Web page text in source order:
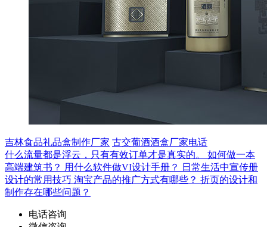
吉林食品礼品盒制作厂家 古交葡酒酒盒厂家电话
什么流量都是浮云，只有有效订单才是真实的。 如何做一本
高端建筑书？ 用什么软件做VI设计手册？
日常生活中宣传册
设计的常用技巧 淘宝产品的推广方式有哪些？ 折页的设计和
制作存在哪些问题？
电话咨询